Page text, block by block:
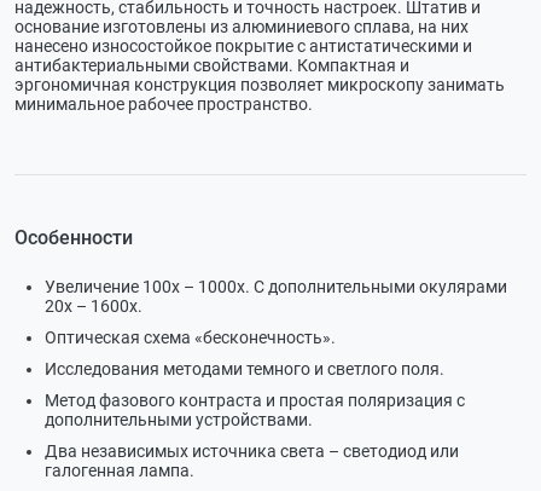
надежность, стабильность и точность настроек. Штатив и
основание изготовлены из алюминиевого сплава, на них
нанесено износостойкое покрытие с антистатическими и
антибактериальными свойствами. Компактная и
эргономичная конструкция позволяет микроскопу занимать
минимальное рабочее пространство.
Особенности
Увеличение 100х – 1000х. С дополнительными окулярами
20х – 1600х.
Оптическая схема «бесконечность».
Исследования методами темного и светлого поля.
Метод фазового контраста и простая поляризация с
дополнительными устройствами.
Два независимых источника света – светодиод или
галогенная лампа.